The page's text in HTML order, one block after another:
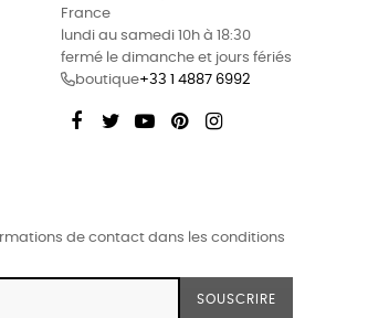
France
lundi au samedi 10h à 18:30
fermé le dimanche et jours fériés
boutique+33 1 4887 6992
Facebook
TwitterYouTubePinterest
de contact dans les conditions
SOUSCRIRE